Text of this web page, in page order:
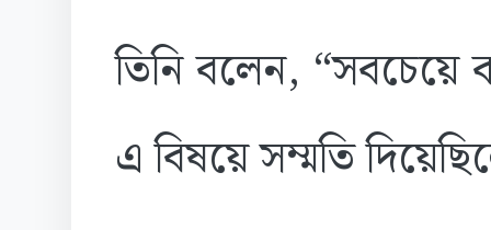
তিনি বলেন, “সবচেয়ে
এ বিষয়ে সম্মতি